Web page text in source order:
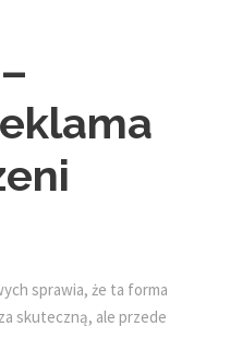
sprawia, że ta forma
skuteczną, ale przede